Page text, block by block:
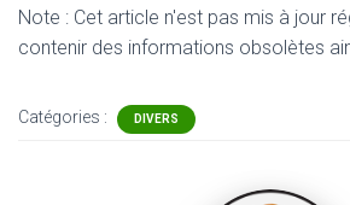
Note : Cet article n'est pas mis à jour
contenir des informations obsolètes
Catégories : DIVERS